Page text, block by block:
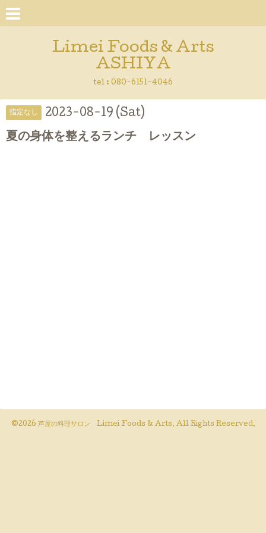
Limei Foods & Arts
ASHIYA
tel : 080-6151-4046
指定なし 2023-08-19 (Sat)
夏の身体を整えるランチ レッスン
©2026 芦屋の料理サロン Limei Foods & Arts. All Rights Reserved.